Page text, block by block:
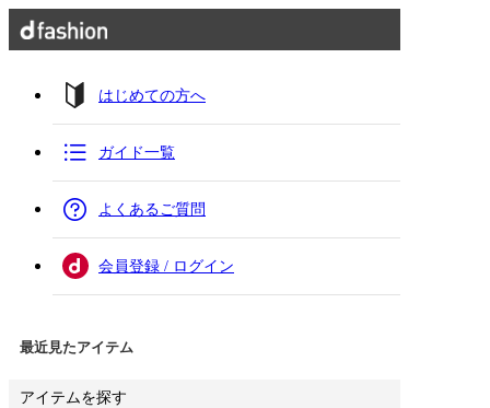
はじめての方へ
ガイド一覧
よくあるご質問
会員登録 / ログイン
最近見たアイテム
アイテムを探す